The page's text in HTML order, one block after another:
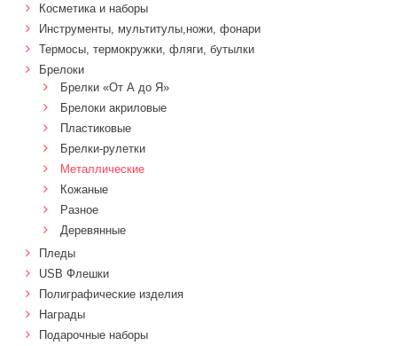
Косметика и наборы
Инструменты, мультитулы,ножи, фонари
Термосы, термокружки, фляги, бутылки
Брелоки
Брелки «От А до Я»
Брелоки акриловые
Пластиковые
Брелки-рулетки
Металлические
Кожаные
Разное
Деревянные
Пледы
USB Флешки
Полиграфические изделия
Награды
Подарочные наборы